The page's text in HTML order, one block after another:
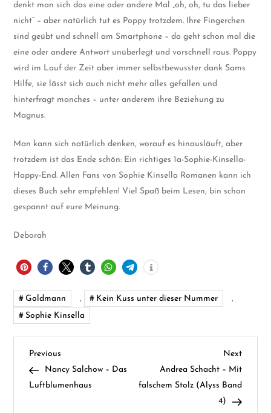
denkt man sich das eine oder andere Mal „oh, oh, tu das lieber
nicht“ – aber natürlich tut es Poppy trotzdem. Ihre Fingerchen
sind geübt und schnell am Smartphone – da geht schon mal die
eine oder andere Antwort unüberlegt und vorschnell raus. Poppy
wird im Lauf der Zeit aber immer selbstbewusster dank Sams
Hilfe, sie lässt sich auch nicht mehr alles gefallen und
hinterfragt manches – unter anderem ihre Beziehung zu
Magnus.
Man kann sich natürlich denken, worauf es hinausläuft, aber
trotzdem ist das Ende schön: Ein richtiges 1a-Sophie-Kinsella-
Happy-End. Allen Fans von Sophie Kinsella Romanen kann ich
dieses Buch sehr empfehlen! Viel Spaß beim Lesen, bin schon
gespannt auf eure Meinung.
Deborah
Goldmann , Kein Kuss unter dieser Nummer
,
Sophie Kinsella
B
e
Previous
Post
Previous
Nancy Salchow – Das
Luftblumenhaus
Next
Post
Next
Andrea Schacht – Mit
falschem Stolz (Alyss Band
4)